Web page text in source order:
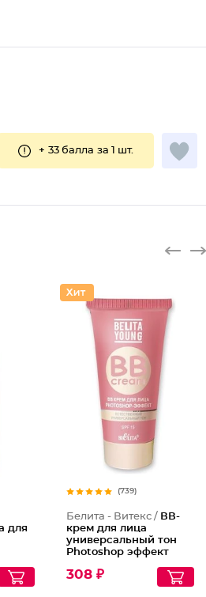
+ 33 балла за 1 шт.
для
(739)
Белита - Витекс / ВВ-
крем для лица
универсальный тон
Photoshop эффект
308 ₽